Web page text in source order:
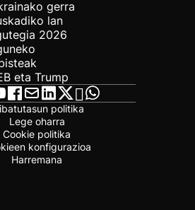
gerra
lan
2026
eta Trump
politika
Lege oharra
Cookie politika
konfigurazioa
Harremana